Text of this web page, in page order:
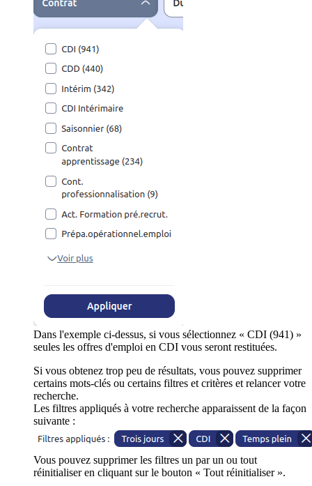
Dans l'exemple ci-dessus, si vous sélectionnez « CDI (941) »
seules les offres d'emploi en CDI vous seront restituées.
Si vous obtenez trop peu de résultats, vous pouvez supprimer
certains mots-clés ou certains filtres et critères et relancer votre
recherche.
Les filtres appliqués à votre recherche apparaissent de la façon
suivante :
Vous pouvez supprimer les filtres un par un ou tout
réinitialiser en cliquant sur le bouton « Tout réinitialiser ».